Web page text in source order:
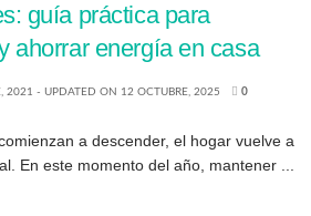
guía práctica para
ahorrar energía en casa
2021 - UPDATED ON 12 OCTUBRE, 2025 0
a descender, el hogar vuelve a
En este momento del año, mantener ...